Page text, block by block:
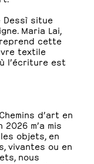
Dessì situe
Maria Lai,
cette
textile
l’écriture est
d’art en
m’a mis
objets, en
vivantes ou en
nous